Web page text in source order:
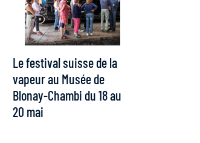
Le festival suisse de la
vapeur au Musée de
Blonay-Chambi du 18 au
20 mai